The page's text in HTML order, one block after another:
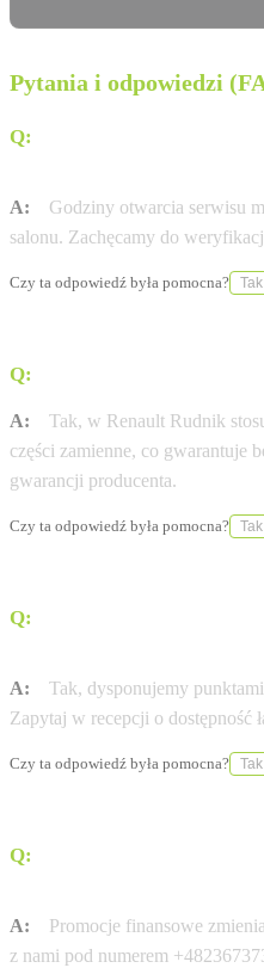
Pytania i odpowiedzi
Q:
A:
Godziny otwarcia serwisu
salonu. Zachęcamy do
Czy ta odpowiedź była pomocna? Tak
Q:
A:
Tak, w Renault Rudnik
części zamienne, co gwarantuje
gwarancji producenta.
Czy ta odpowiedź była pomocna? Tak
Q:
A:
Tak, dysponujemy
Zapytaj w recepcji o dostępność
Czy ta odpowiedź była pomocna? Tak
Q:
A:
Promocje finansowe
z nami pod numerem